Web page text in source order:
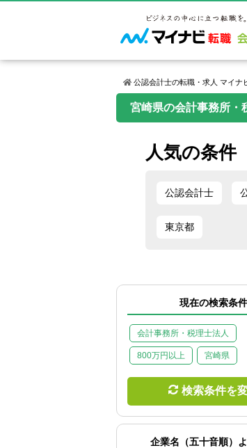
公認会計士の転職・求人 マイナ
宮崎県の会計事務所・
人気の条件
公認会計士
東京都
現在の検索条件
会計事務所・税理士法人
800万円以上 宮崎県
検索条件を
企業名（五十音順）